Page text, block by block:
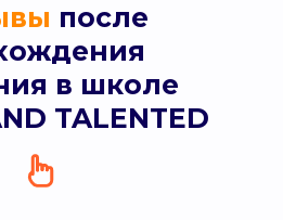
после
в школе
TALENTED